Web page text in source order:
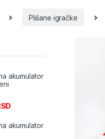
Plišane igračke
akumulator
akumulator